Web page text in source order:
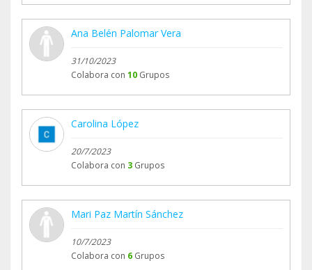
Ana Belén Palomar Vera
31/10/2023
Colabora con 10 Grupos
Carolina López
20/7/2023
Colabora con 3 Grupos
Mari Paz Martín Sánchez
10/7/2023
Colabora con 6 Grupos